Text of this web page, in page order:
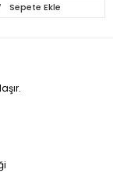
Sepete Ekle